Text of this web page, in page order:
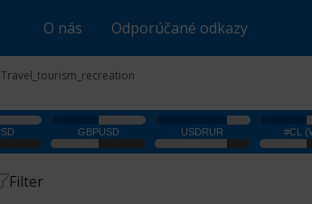
O nás Odporúčané odkazy
Travel_tourism_recreation
Filter